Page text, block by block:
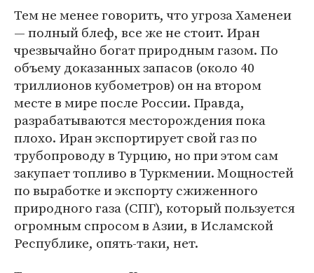
Тем не менее говорить, что угроза Хаменеи
— полный блеф, все же не стоит. Иран
чрезвычайно богат природным газом. По
объему доказанных запасов (около 40
триллионов кубометров) он на втором
месте в мире после России. Правда,
разрабатываются месторождения пока
плохо. Иран экспортирует свой газ по
трубопроводу в Турцию, но при этом сам
закупает топливо в Туркмении. Мощностей
по выработке и экспорту сжиженного
природного газа (СПГ), который пользуется
огромным спросом в Азии, в Исламской
Республике, опять-таки, нет.